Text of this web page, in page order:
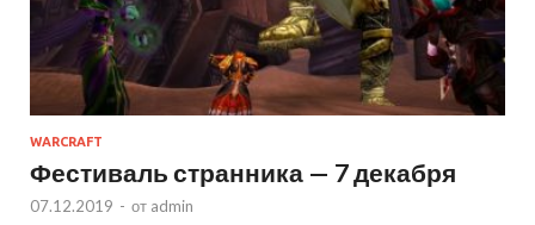
WARCRAFT
Фестиваль странника — 7 декабря
07.12.2019 - от admin